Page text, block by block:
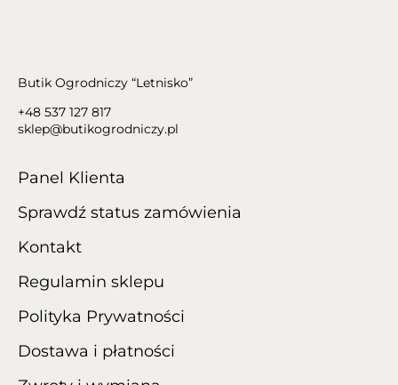
Butik Ogrodniczy “Letnisko”
+48 537 127 817
sklep@butikogrodniczy.pl
Panel Klienta
Sprawdź status zamówienia
Kontakt
Regulamin sklepu
Polityka Prywatności
Dostawa i płatności